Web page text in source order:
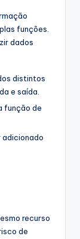
funções.
dados
distintos
e saída.
função de
adicionado
recurso
de